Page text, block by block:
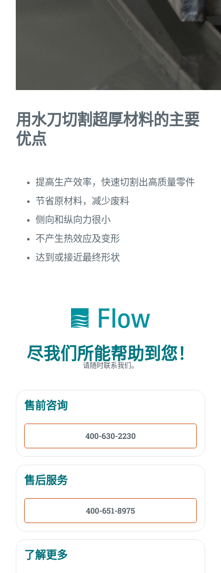
用水刀切割超厚材料的主要
优点
提高生产效率，快速切割出高质量零件
节省原材料，减少废料
侧向和纵向力很小
不产生热效应及变形
达到或接近最终形状
尽我们所能帮助到您！
请随时联系我们。
售前咨询
400-630-2230
售后服务
400-651-8975
了解更多